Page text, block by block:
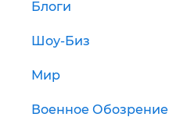
Блоги
Шоу-Биз
Мир
Военное Обозрение